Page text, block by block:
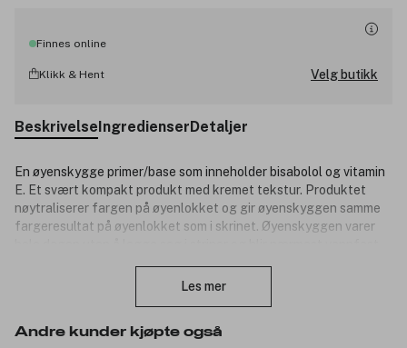
Finnes online
Klikk & Hent Velg butikk
BeskrivelseIngredienserDetaljer
En øyenskygge primer/base som inneholder bisabolol og vitamin
E. Et svært kompakt produkt med kremet tekstur. Produktet
nøytraliserer fargen på øyenlokket og gir øyenskyggen samme
fargeresultat på øyenlokket som i skrinet. Øyenskyggen varer
Bruk:
Les mer
Andre kunder kjøpte også